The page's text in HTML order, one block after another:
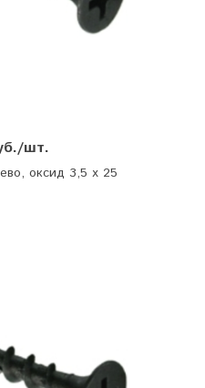
шт.
оксид 3,5 х 25